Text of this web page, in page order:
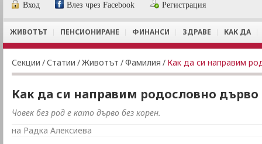
Вход Влез чрез Facebook Регистрация
ЖИВОТЪТ ПЕНСИОНИРАНЕ ФИНАНСИ ЗДРАВЕ КАК ДА
Секции /Статии /Животът /Фамилия / Как да си направим
Как да си направим родословно дърво
Човек без род е като дърво без корен.
на Радка Алексиева